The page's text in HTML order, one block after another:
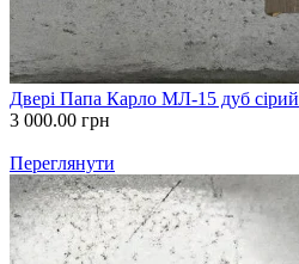
Двері Папа Карло МЛ-15 дуб сірий
3 000.00 грн
Переглянути